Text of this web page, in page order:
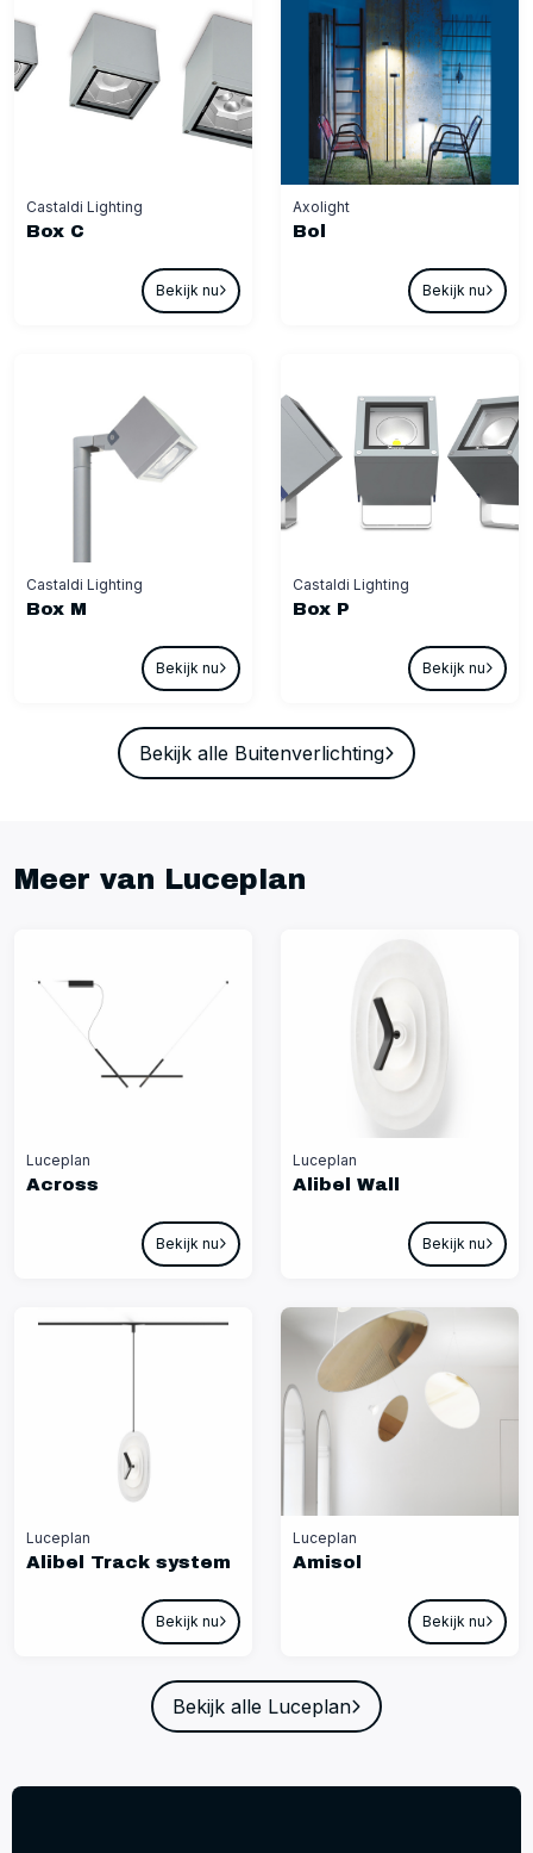
Castaldi Lighting
Box C
Bekijk nu
Axolight
Bol
Bekijk nu
Castaldi Lighting
Box M
Bekijk nu
Castaldi Lighting
Box P
Bekijk nu
Bekijk alle Buitenverlichting
Meer van Luceplan
Luceplan
Across
Bekijk nu
Luceplan
Alibel Wall
Bekijk nu
Luceplan
Alibel Track system
Bekijk nu
Luceplan
Amisol
Bekijk nu
Bekijk alle Luceplan